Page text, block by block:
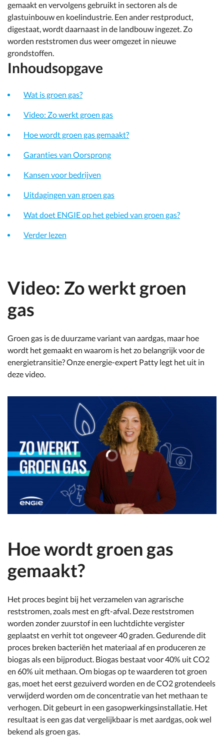
gemaakt en vervolgens gebruikt in sectoren als de
glastuinbouw en koelindustrie. Een ander restproduct,
digestaat, wordt daarnaast in de landbouw ingezet. Zo
worden reststromen dus weer omgezet in nieuwe
grondstoffen.
Inhoudsopgave
Wat is groen gas?
Video: Zo werkt groen gas
Hoe wordt groen gas gemaakt?
Garanties van Oorsprong
Kansen voor bedrijven
Uitdagingen van groen gas
Wat doet ENGIE op het gebied van groen gas?
Verder lezen
Video: Zo werkt groen
gas
Groen gas is de duurzame variant van aardgas, maar hoe
wordt het gemaakt en waarom is het zo belangrijk voor de
energietransitie? Onze energie-expert Patty legt het uit in
deze video.
Hoe wordt groen gas
gemaakt?
Het proces begint bij het verzamelen van agrarische
reststromen, zoals mest en gft-afval. Deze reststromen
worden zonder zuurstof in een luchtdichte vergister
geplaatst en verhit tot ongeveer 40 graden. Gedurende dit
proces breken bacteriën het materiaal af en produceren ze
biogas als een bijproduct. Biogas bestaat voor 40% uit CO2
en 60% uit methaan. Om biogas op te waarderen tot groen
gas, moet het eerst gezuiverd worden en de CO2 grotendeels
verwijderd worden om de concentratie van het methaan te
verhogen. Dit gebeurt in een gasopwerkingsinstallatie. Het
resultaat is een gas dat vergelijkbaar is met aardgas, ook wel
bekend als groen gas.